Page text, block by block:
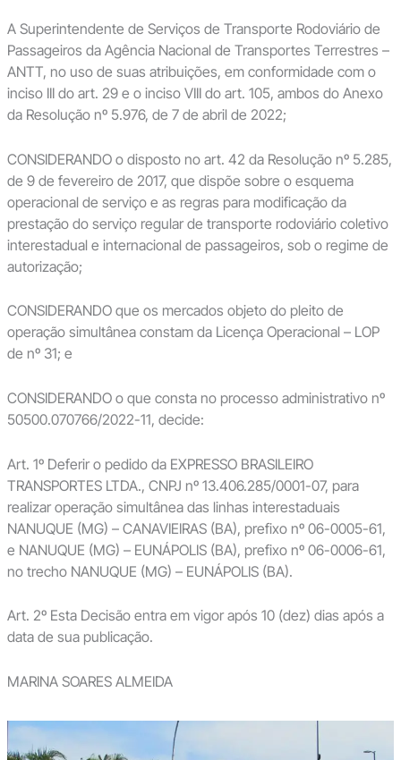
A Superintendente de Serviços de Transporte Rodoviário de
Passageiros da Agência Nacional de Transportes Terrestres –
ANTT, no uso de suas atribuições, em conformidade com o
inciso III do art. 29 e o inciso VIII do art. 105, ambos do Anexo
da Resolução nº 5.976, de 7 de abril de 2022;
CONSIDERANDO o disposto no art. 42 da Resolução nº 5.285,
de 9 de fevereiro de 2017, que dispõe sobre o esquema
operacional de serviço e as regras para modificação da
prestação do serviço regular de transporte rodoviário coletivo
interestadual e internacional de passageiros, sob o regime de
autorização;
CONSIDERANDO que os mercados objeto do pleito de
operação simultânea constam da Licença Operacional – LOP
de nº 31; e
CONSIDERANDO o que consta no processo administrativo nº
50500.070766/2022-11, decide:
Art. 1º Deferir o pedido da EXPRESSO BRASILEIRO
TRANSPORTES LTDA., CNPJ nº 13.406.285/0001-07, para
realizar operação simultânea das linhas interestaduais
NANUQUE (MG) – CANAVIEIRAS (BA), prefixo nº 06-0005-61,
e NANUQUE (MG) – EUNÁPOLIS (BA), prefixo nº 06-0006-61,
no trecho NANUQUE (MG) – EUNÁPOLIS (BA).
Art. 2º Esta Decisão entra em vigor após 10 (dez) dias após a
data de sua publicação.
MARINA SOARES ALMEIDA